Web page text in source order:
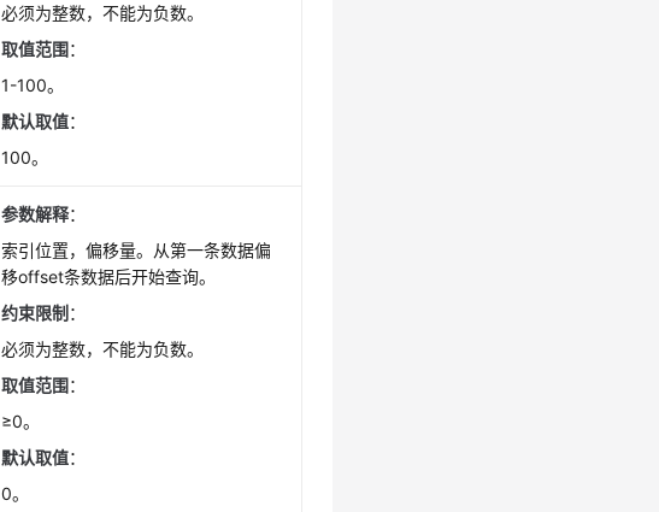
必须为整数，不能为负数。
取值范围：
1-100。
默认取值：
100。
参数解释：
索引位置，偏移量。从第一条数据偏
移offset条数据后开始查询。
约束限制 ：
必须为整数，不能为负数。
取值范围：
≥0。
默认取值：
0。